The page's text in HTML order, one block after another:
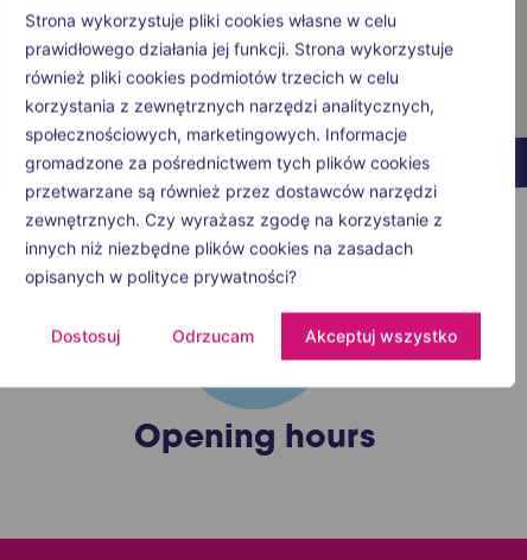
Strona wykorzystuje pliki cookies własne w celu
prawidłowego działania jej funkcji. Strona wykorzystuje
również pliki cookies podmiotów trzecich w celu
korzystania z zewnętrznych narzędzi analitycznych,
społecznościowych, marketingowych. Informacje
gromadzone za pośrednictwem tych plików cookies
przetwarzane są również przez dostawców narzędzi
zewnętrznych. Czy wyrażasz zgodę na korzystanie z
innych niż niezbędne plików cookies na zasadach
opisanych w polityce prywatności?
Dostosuj Odrzucam Akceptuj wszystko
Opening hours